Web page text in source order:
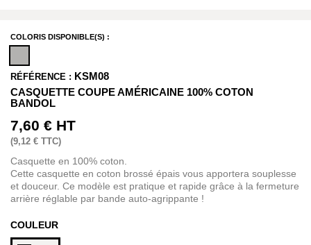
COLORIS DISPONIBLE(S) :
RÉFÉRENCE : KSM08
CASQUETTE COUPE AMÉRICAINE 100% COTON
BANDOL
7,60 € HT
(9,12 € TTC)
Casquette en 100% coton.
Cette casquette en coton brossé épais vous apportera souplesse
et douceur. Ce modèle est pratique et rapide grâce à la fermeture
arrière réglable par bande auto-agrippante !
COULEUR